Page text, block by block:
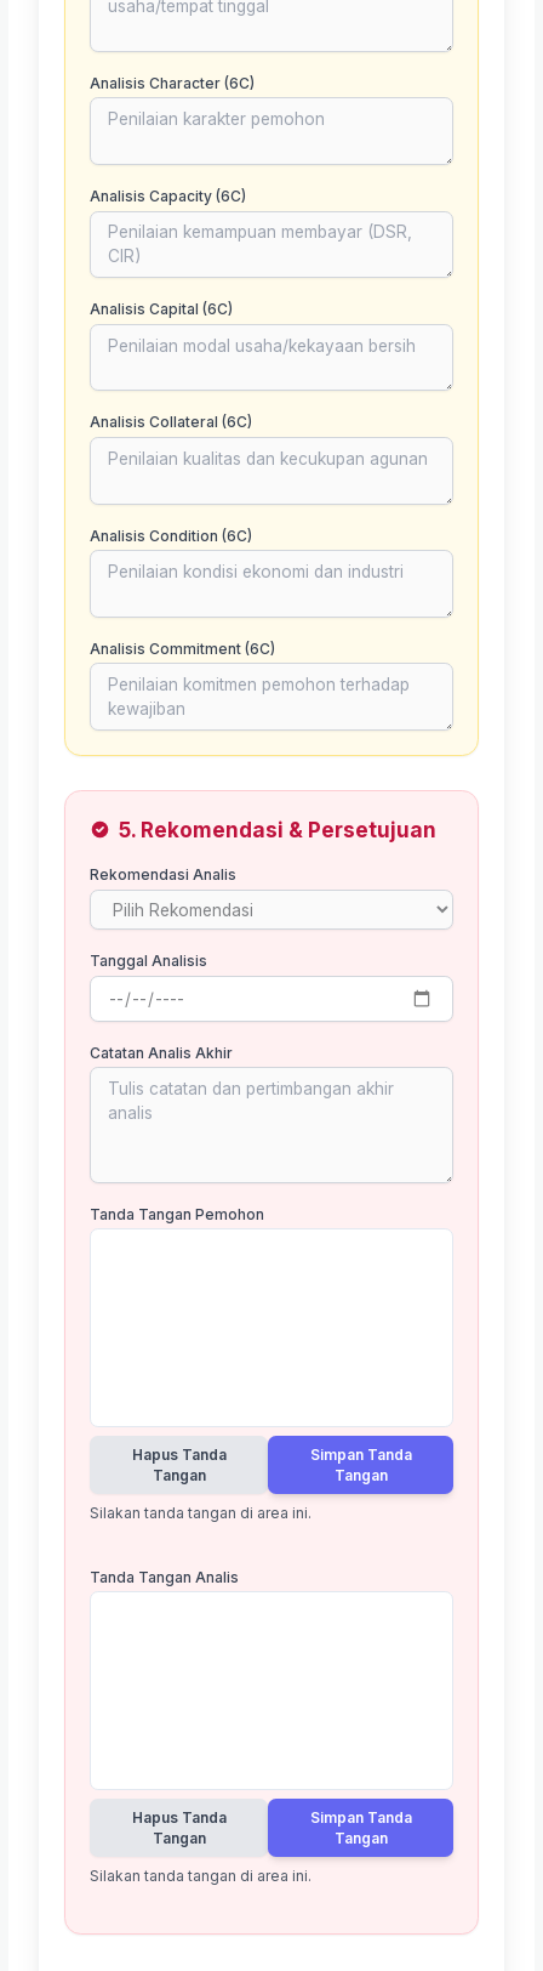
Analisis Character (6C)
Analisis Capacity (6C)
Analisis Capital (6C)
Analisis Collateral (6C)
Analisis Condition (6C)
Analisis Commitment (6C)
5. Rekomendasi & Persetujuan
Rekomendasi Analis
Tanggal Analisis
Catatan Analis Akhir
Tanda Tangan Pemohon
Hapus Tanda
Tangan
Simpan Tanda
Tangan
Silakan tanda tangan di area ini.
Tanda Tangan Analis
Hapus Tanda
Tangan
Simpan Tanda
Tangan
Silakan tanda tangan di area ini.